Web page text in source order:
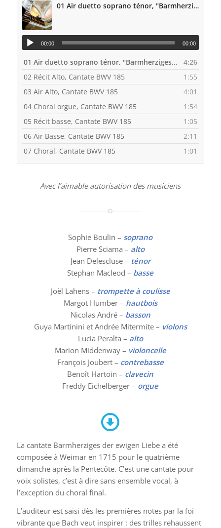
01 Air duetto soprano ténor, "Barmherziges Herze des ewigen Liebe” BWV 185
00:00 00:00
01 Air duetto soprano ténor, "Barmherziges Herze des ewigen Liebe” BWV 185
4:26
02 Récit Alto, Cantate BWV 185
1:55
03 Air Alto, Cantate BWV 185
4:01
04 Choral orgue, Cantate BWV 185
1:54
05 Récit basse, Cantate BWV 185
1:05
06 Air Basse, Cantate BWV 185
2:11
07 Choral, Cantate BWV 185
1:01
Avec l’aimable autorisation des musiciens
Sophie Boulin – soprano
Pierre Sciama – alto
Jean Delescluse – ténor
Stephan Macleod – basse
Joël Lahens – trompette à coulisse
Margot Humber – hautbois
Nicolas André – basson
Guya Martinini et Andrée Mitermite – violons
Lucia Peralta – alto
Marion Middenway – violoncelle
François Joubert – contrebasse
Benoît Hartoin – clavecin
Freddy Eichelberger – orgue
La cantate Barmherziges der ewigen Liebe a été
composée à Weimar en 1715 pour le quatrième
dimanche après la Pentecôte. C’est une cantate pour
voix solistes, c’est à dire sans ensemble vocal, à
l’exception du choral final.
L’auditeur est saisi dès les premières notes par la foi
vibrante que Bach veut inspirer : des trilles rehaussent